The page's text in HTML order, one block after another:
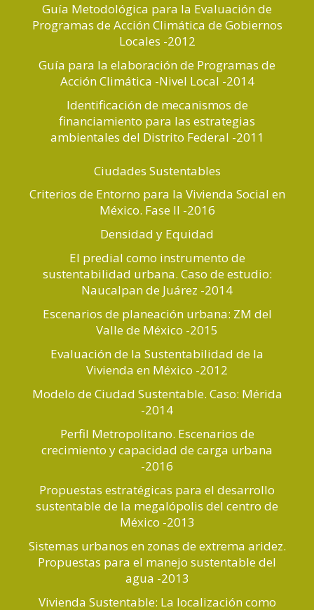
Guía Metodológica para la Evaluación de
Programas de Acción Climática de Gobiernos
Locales -2012
Guía para la elaboración de Programas de
Acción Climática -Nivel Local -2014
Identificación de mecanismos de
financiamiento para las estrategias
ambientales del Distrito Federal -2011
Ciudades Sustentables
Criterios de Entorno para la Vivienda Social en
México. Fase II -2016
Densidad y Equidad
El predial como instrumento de
sustentabilidad urbana. Caso de estudio:
Naucalpan de Juárez -2014
Escenarios de planeación urbana: ZM del
Valle de México -2015
Evaluación de la Sustentabilidad de la
Vivienda en México -2012
Modelo de Ciudad Sustentable. Caso: Mérida
-2014
Perfil Metropolitano. Escenarios de
crecimiento y capacidad de carga urbana
-2016
Propuestas estratégicas para el desarrollo
sustentable de la megalópolis del centro de
México -2013
Sistemas urbanos en zonas de extrema aridez.
Propuestas para el manejo sustentable del
agua -2013
Vivienda Sustentable: La localización como